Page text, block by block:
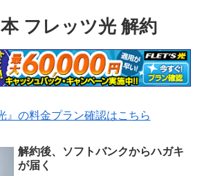
フレッツ光 解約
』の料金プラン確認はこちら
解約後、ソフトバンクからハガキ
が届く